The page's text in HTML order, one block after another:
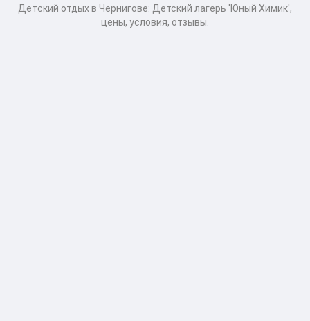
Детcкий отдых в Чернигове: Детский лагерь 'Юный Химик',
цены, условия, отзывы.